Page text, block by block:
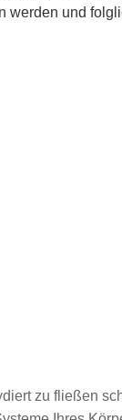
und
zu fließen